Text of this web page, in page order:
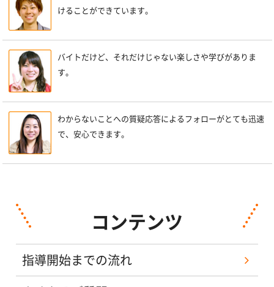
けることができています。
バイトだけど、それだけじゃない楽しさや学びがありま
す。
わからないことへの質疑応答によるフォローがとても迅速
で、安心できます。
コンテンツ
指導開始までの流れ